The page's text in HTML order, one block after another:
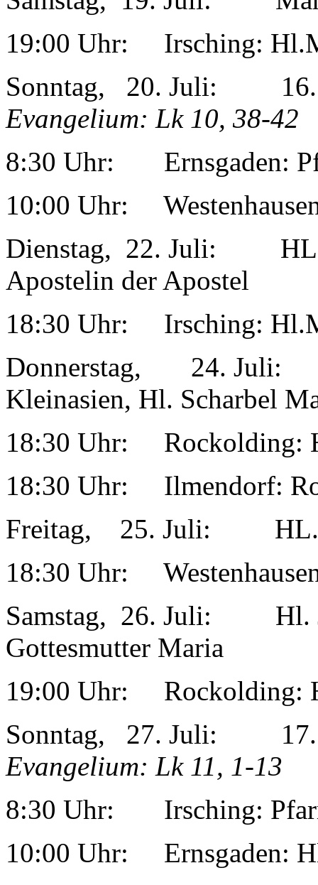
19:00 Uhr: Irsching:
Sonntag, 20. Juli: 16.
Evangelium: Lk 10, 38-42
8:30 Uhr: Ernsgaden:
10:00 Uhr:
Dienstag, 22. Juli: HL.
Apostelin der Apostel
18:30 Uhr: Irsching:
Donnerstag, 24. Juli:
Kleinasien, Hl. Scharbel
18:30 Uhr: Rockolding:
18:30 Uhr: Ilmendorf:
Freitag, 25. Juli: HL.
18:30 Uhr:
Samstag, 26. Juli: Hl.
Gottesmutter Maria
19:00 Uhr: Rockolding:
Sonntag, 27. Juli: 17.
Evangelium: Lk 11, 1-13
8:30 Uhr: Irsching:
10:00 Uhr: Ernsgaden: